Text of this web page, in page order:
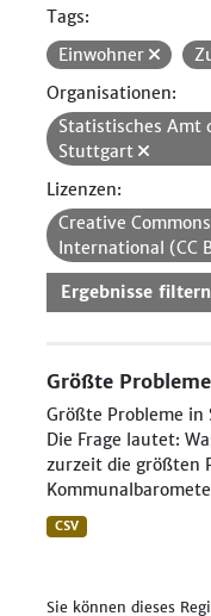
Tags:
Einwohner
Organisationen:
Statistisches Amt
Stuttgart
Lizenzen:
Creative
International (CC
Ergebnisse filtern
Größte
Größte Probleme
Die Frage lautet:
zurzeit die größten
CSV
Sie können dieses